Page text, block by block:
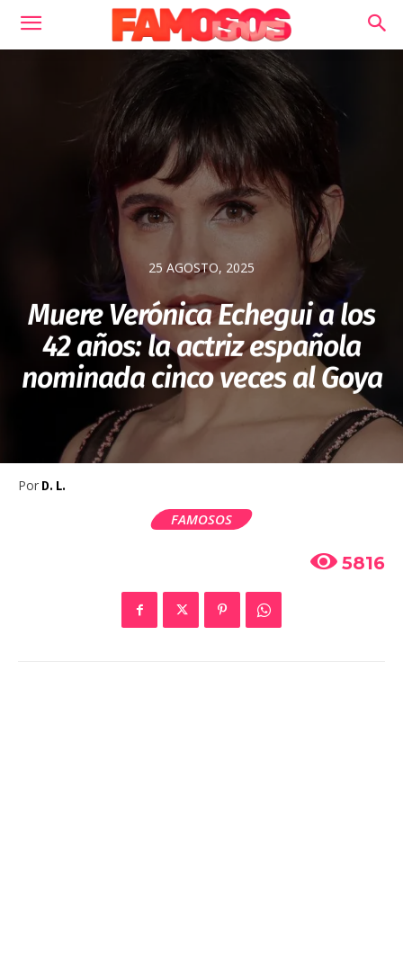
25 AGOSTO, 2025
Muere Verónica Echegui a los
42 años: la actriz española
nominada cinco veces al Goya
Por D. L.
FAMOSOS
5816